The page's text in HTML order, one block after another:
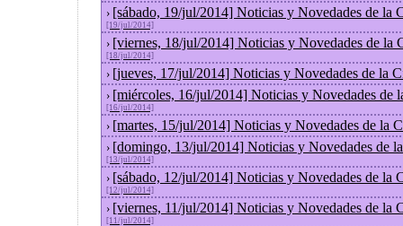
› [sábado, 19/jul/2014] Noticias y Novedades de la
[19/jul/2014]
› [viernes, 18/jul/2014] Noticias y Novedades de la
[18/jul/2014]
› [jueves, 17/jul/2014] Noticias y Novedades de la
› [miércoles, 16/jul/2014] Noticias y Novedades de
[16/jul/2014]
› [martes, 15/jul/2014] Noticias y Novedades de la
› [domingo, 13/jul/2014] Noticias y Novedades de
[13/jul/2014]
› [sábado, 12/jul/2014] Noticias y Novedades de la
[12/jul/2014]
› [viernes, 11/jul/2014] Noticias y Novedades de la
[11/jul/2014]